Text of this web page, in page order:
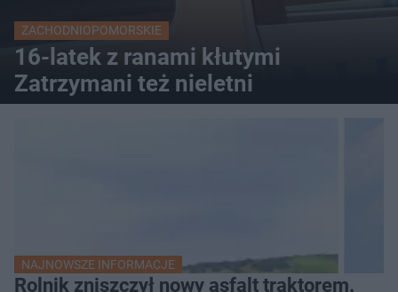
ZACHODNIOPOMORSKIE
16-latek z ranami kłutymi
Zatrzymani też nieletni
NAJNOWSZE INFORMACJE
Rolnik zniszczył nowy asfalt traktorem.